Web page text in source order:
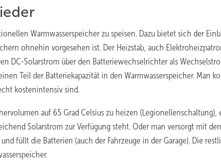
Warmwasserspeicher zu speisen. Dazu bietet sich der
ohnehin vorgesehen ist. Der Heizstab, auch
DC-Solarstrom über den Batteriewechselrichter als
Teil der Batteriekapazität in den Warmwasserspeicher. Man
kostenintensiv sind.
auf 65 Grad Celsius zu heizen (Legionellenschaltung),
Solarstrom zur Verfügung steht. Oder man versorgt mit
füllt die Batterien (auch der Fahrzeuge in der Garage). Die